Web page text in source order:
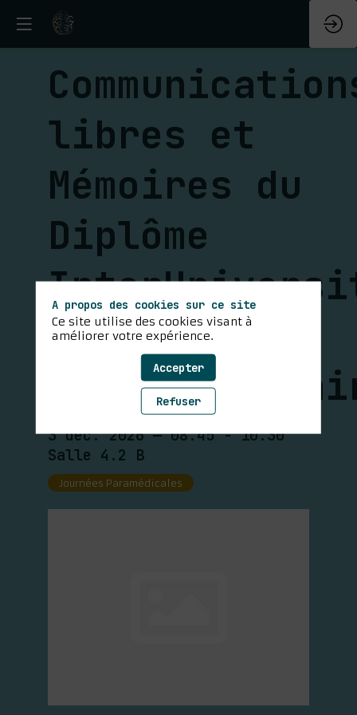
libres et
Mémoires du
Diplôme
paramédical
3 déc. 2026—08:45-10:30
Salle 4.2 B
Journées Paramédicales
A propos des cookies sur ce site
Ce site utilise des cookies visant à
améliorer votre expérience.
Accepter
Refuser